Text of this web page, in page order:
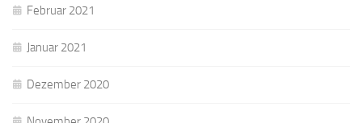
Februar 2021
Januar 2021
Dezember 2020